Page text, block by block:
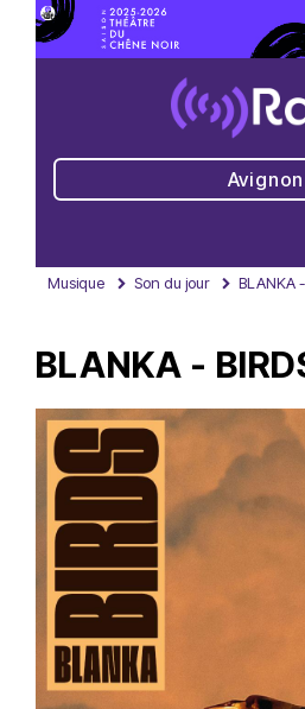
Avignon
Musique Son du jour BLANKA
BLANKA -